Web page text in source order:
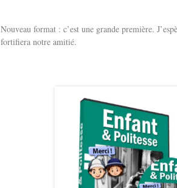
Nouveau format : c’est une grande première.
fortifiera notre amitié.